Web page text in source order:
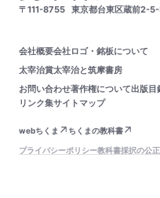
〒111-8755 東京都台東区蔵前2-
会社概要会社ロゴ・銘板について
太宰治賞太宰治と筑摩書房
お問い合わせ著作権について出版目
リンク集サイトマップ
webちくま
ちくまの教科書
プライバシーポリシー教科書採択の公